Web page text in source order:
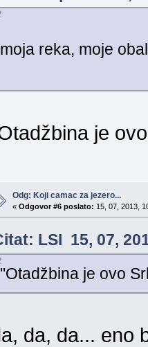
moja reka, moje
je
Odg: Koji camac za jezero...
« Odgovor #6 poslato: 15, 07, 2013,
LSI 15, 07,
"Otadžbina je ovo
da, da... eno